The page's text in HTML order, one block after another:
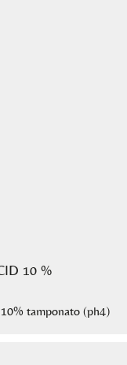
10 %
tamponato (ph4)